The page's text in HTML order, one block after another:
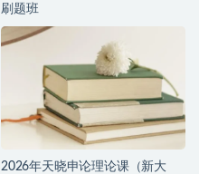
刷题班
2026年天晓申论理论课（新大